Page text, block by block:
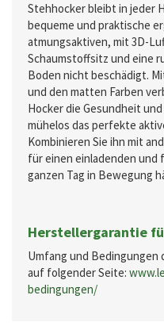
Stehhocker bleibt in jeder
bequeme und praktische
atmungsaktiven, mit 3D-
Schaumstoffsitz und eine
Boden nicht beschädigt.
und den matten Farben
Hocker die Gesundheit
mühelos das perfekte
Kombinieren Sie ihn mit
für einen einladenden und
ganzen Tag in Bewegung
Herstellergarantie
Umfang und
auf folgender Seite:
bedingungen/